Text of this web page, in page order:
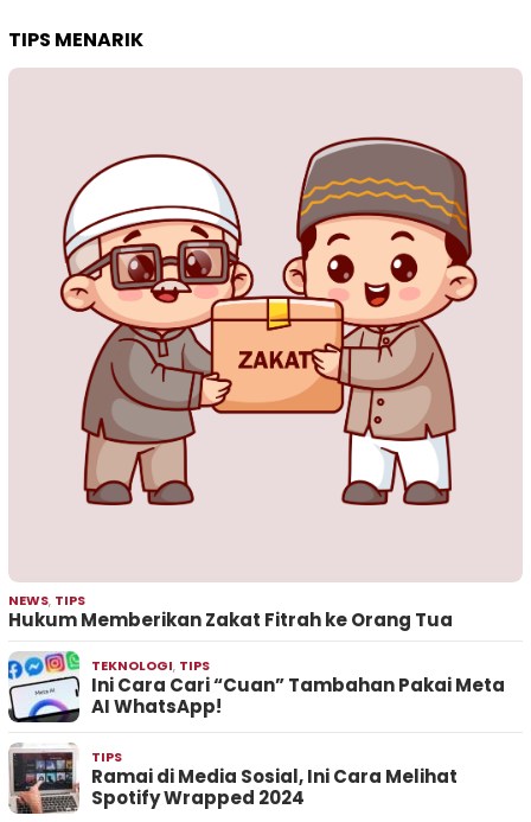
TIPS MENARIK
NEWS, TIPS
Hukum Memberikan Zakat Fitrah ke Orang Tua
TEKNOLOGI, TIPS
Ini Cara Cari “Cuan” Tambahan Pakai Meta
AI WhatsApp!
TIPS
Ramai di Media Sosial, Ini Cara Melihat
Spotify Wrapped 2024